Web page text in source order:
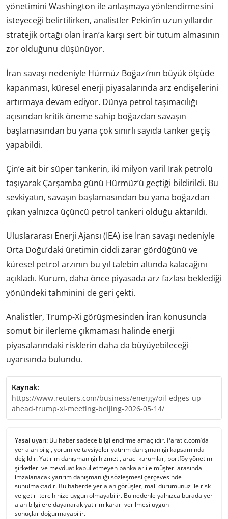
yönetimini Washington ile anlaşmaya yönlendirmesini
isteyeceği belirtilirken, analistler Pekin’in uzun yıllardır
stratejik ortağı olan İran’a karşı sert bir tutum almasının
zor olduğunu düşünüyor.
İran savaşı nedeniyle Hürmüz Boğazı’nın büyük ölçüde
kapanması, küresel enerji piyasalarında arz endişelerini
artırmaya devam ediyor. Dünya petrol taşımacılığı
açısından kritik öneme sahip boğazdan savaşın
başlamasından bu yana çok sınırlı sayıda tanker geçiş
yapabildi.
Çin’e ait bir süper tankerin, iki milyon varil Irak petrolü
taşıyarak Çarşamba günü Hürmüz’ü geçtiği bildirildi. Bu
sevkiyatın, savaşın başlamasından bu yana boğazdan
çıkan yalnızca üçüncü petrol tankeri olduğu aktarıldı.
Uluslararası Enerji Ajansı (IEA) ise İran savaşı nedeniyle
Orta Doğu’daki üretimin ciddi zarar gördüğünü ve
küresel petrol arzının bu yıl talebin altında kalacağını
açıkladı. Kurum, daha önce piyasada arz fazlası beklediği
yönündeki tahminini de geri çekti.
Analistler, Trump-Xi görüşmesinden İran konusunda
somut bir ilerleme çıkmaması halinde enerji
piyasalarındaki risklerin daha da büyüyebileceği
uyarısında bulundu.
Kaynak:
https://www.reuters.com/business/energy/oil-edges-up-
ahead-trump-xi-meeting-beijing-2026-05-14/
Yasal uyarı: Bu haber sadece bilgilendirme amaçlıdır. Paratic.com’da
yer alan bilgi, yorum ve tavsiyeler yatırım danışmanlığı kapsamında
değildir. Yatırım danışmanlığı hizmeti, aracı kurumlar, portföy yönetim
şirketleri ve mevduat kabul etmeyen bankalar ile müşteri arasında
imzalanacak yatırım danışmanlığı sözleşmesi çerçevesinde
sunulmaktadır. Bu haberde yer alan görüşler, mali durumunuz ile risk
ve getiri tercihinize uygun olmayabilir. Bu nedenle yalnızca burada yer
alan bilgilere dayanarak yatırım kararı verilmesi uygun
sonuçlar doğurmayabilir.